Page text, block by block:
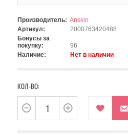
Производитель: Anskin
Артикул:
2000763420488
Бонусы за
покупку:
96
Наличие:
Нет в наличии
КОЛ-ВО: